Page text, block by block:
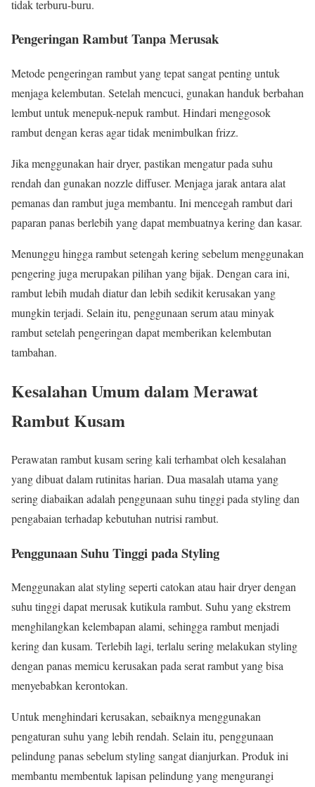
tidak terburu-buru.
Pengeringan Rambut Tanpa Merusak
Metode pengeringan rambut yang tepat sangat penting untuk
menjaga kelembutan. Setelah mencuci, gunakan handuk berbahan
lembut untuk menepuk-nepuk rambut. Hindari menggosok
rambut dengan keras agar tidak menimbulkan frizz.
Jika menggunakan hair dryer, pastikan mengatur pada suhu
rendah dan gunakan nozzle diffuser. Menjaga jarak antara alat
pemanas dan rambut juga membantu. Ini mencegah rambut dari
paparan panas berlebih yang dapat membuatnya kering dan kasar.
Menunggu hingga rambut setengah kering sebelum menggunakan
pengering juga merupakan pilihan yang bijak. Dengan cara ini,
rambut lebih mudah diatur dan lebih sedikit kerusakan yang
mungkin terjadi. Selain itu, penggunaan serum atau minyak
rambut setelah pengeringan dapat memberikan kelembutan
tambahan.
Kesalahan Umum dalam Merawat
Rambut Kusam
Perawatan rambut kusam sering kali terhambat oleh kesalahan
yang dibuat dalam rutinitas harian. Dua masalah utama yang
sering diabaikan adalah penggunaan suhu tinggi pada styling dan
pengabaian terhadap kebutuhan nutrisi rambut.
Penggunaan Suhu Tinggi pada Styling
Menggunakan alat styling seperti catokan atau hair dryer dengan
suhu tinggi dapat merusak kutikula rambut. Suhu yang ekstrem
menghilangkan kelembapan alami, sehingga rambut menjadi
kering dan kusam. Terlebih lagi, terlalu sering melakukan styling
dengan panas memicu kerusakan pada serat rambut yang bisa
menyebabkan kerontokan.
Untuk menghindari kerusakan, sebaiknya menggunakan
pengaturan suhu yang lebih rendah. Selain itu, penggunaan
pelindung panas sebelum styling sangat dianjurkan. Produk ini
membantu membentuk lapisan pelindung yang mengurangi